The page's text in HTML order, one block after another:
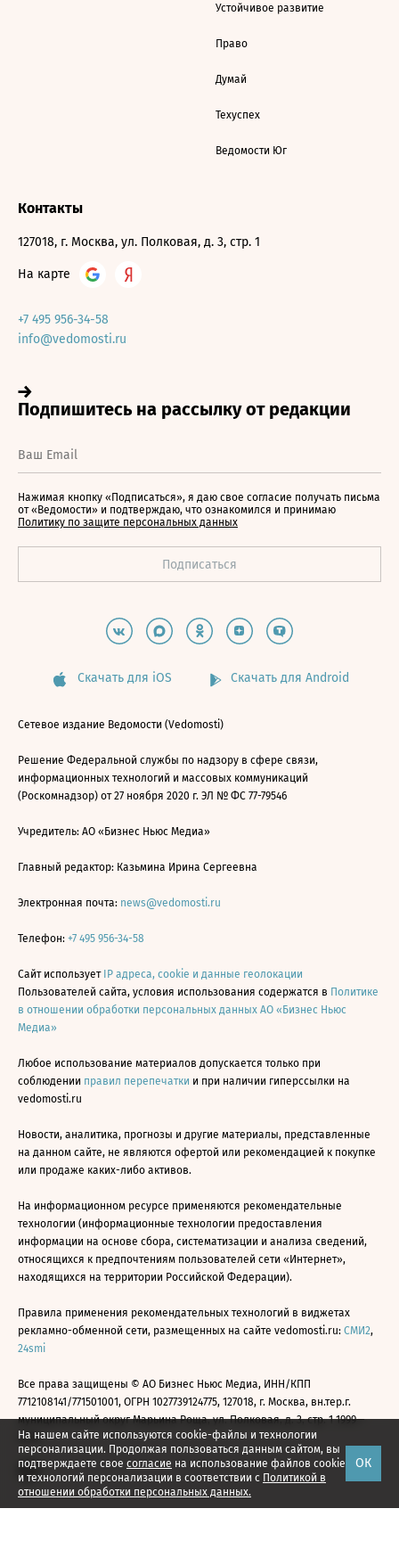
На нашем сайте используются cookie-файлы и технологии
персонализации. Продолжая пользоваться данным сайтом, вы
подтверждаете свое согласие на использование файлов cookie
и технологий персонализации в соответствии с Политикой в
отношении обработки персональных данных.
ОК
Устойчивое развитие
Право
Думай
Техуспех
Ведомости Юг
Контакты
127018, г. Москва, ул. Полковая, д. 3, стр. 1
На карте
+7 495 956-34-58
info@vedomosti.ru
Нажимая кнопку «Подписаться», я даю свое согласие получать письма
от «Ведомости» и подтверждаю, что ознакомился и принимаю
Политику по защите персональных данных
Скачать для iOS Скачать для Android
Сетевое издание Ведомости (Vedomosti)
Решение Федеральной службы по надзору в сфере связи,
информационных технологий и массовых коммуникаций
(Роскомнадзор) от 27 ноября 2020 г. ЭЛ № ФС 77-79546
Учредитель: АО «Бизнес Ньюс Медиа»
Главный редактор: Казьмина Ирина Сергеевна
Электронная почта: news@vedomosti.ru
Телефон: +7 495 956-34-58
Сайт использует IP адреса, cookie и данные геолокации
Пользователей сайта, условия использования содержатся в Политике
в отношении обработки персональных данных АО «Бизнес Ньюс
Медиа»
Любое использование материалов допускается только при
соблюдении правил перепечатки и при наличии гиперссылки на
vedomosti.ru
Новости, аналитика, прогнозы и другие материалы, представленные
на данном сайте, не являются офертой или рекомендацией к покупке
или продаже каких-либо активов.
На информационном ресурсе применяются рекомендательные
технологии (информационные технологии предоставления
информации на основе сбора, систематизации и анализа сведений,
относящихся к предпочтениям пользователей сети «Интернет»,
находящихся на территории Российской Федерации).
Правила применения рекомендательных технологий в виджетах
рекламно-обменной сети, размещенных на сайте vedomosti.ru: СМИ2,
24smi
Все права защищены © АО Бизнес Ньюс Медиа, ИНН/КПП
7712108141/771501001, ОГРН 1027739124775, 127018, г. Москва, вн.тер.г.
муниципальный округ Марьина Роща, ул. Полковая, д. 3, стр. 1 1999—
2026